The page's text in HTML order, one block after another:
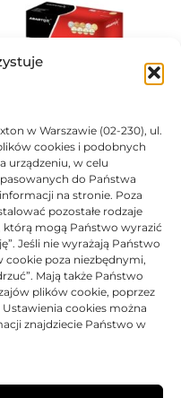
w Warszawie (02-230), ul.
cookies i podobnych
urządzeniu, w celu
do Państwa
na stronie. Poza
pozostałe rodzaje
mogą Państwo wyrazić
Jeśli nie wyrażają Państwo
poza niezbędnymi,
Mają także Państwo
plików cookie, poprzez
cookies można
znajdziecie Państwo w
0na 5
Toner Asarto zamiennik do
HP 24A Q2624A
117,42 zł